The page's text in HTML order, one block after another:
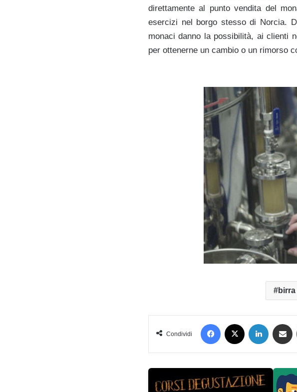
direttamente al punto vendita del
esercizi nel borgo stesso di Norcia.
monaci danno la possibilità, ai clienti
per ottenerne un cambio o un rimorso
Condividi
Facebook LinkedIn